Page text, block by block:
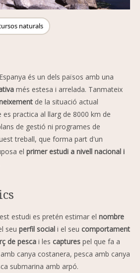
naturals
és un dels països amb una
més estesa i arrelada. Tanmateix
de la situació actual
es practica al llarg de 8000 km de
de gestió ni programes de
treball, que forma part d'un
el primer estudi a nivell nacional i
estudi es pretén estimar el nombre
seu perfil social i el seu comportament
de pesca i les captures pel que fa a
canya costanera, pesca amb canya
submarina amb arpó.